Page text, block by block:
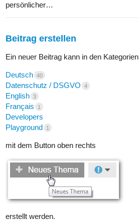
persönlicher…
Beitrag erstellen
Ein neuer Beitrag kann in den Kategorien
Deutsch 40
Datenschutz / DSGVO 4
English 3
Français 1
Developers
Playground
1
mit dem Button oben rechts
erstellt werden.